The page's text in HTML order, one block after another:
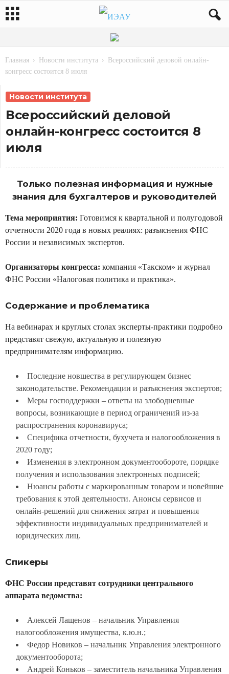
Главная Новости института
Всероссийский деловой онлайн-
конгресс состоится 8 июля
Новости института
Всероссийский деловой
онлайн-конгресс состоится 8
июля
Только полезная информация и нужные
знания для бухгалтеров и руководителей
Тема мероприятия: Готовимся к квартальной и полугодовой
отчетности 2020 года в новых реалиях: разъяснения ФНС
России и независимых экспертов.
Организаторы конгресса: компания «Такском» и журнал
ФНС России «Налоговая политика и практика».
Содержание и проблематика
На вебинарах и круглых столах эксперты-практики подробно
представят свежую, актуальную и полезную
предпринимателям информацию.
Последние новшества в регулирующем бизнес
законодательстве. Рекомендации и разъяснения экспертов;
Меры господдержки – ответы на злободневные
вопросы, возникающие в период ограничений из-за
распространения коронавируса;
Специфика отчетности, бухучета и налогообложения в
2020 году;
Изменения в электронном документообороте, порядке
получения и использования электронных подписей;
Нюансы работы с маркированным товаром и новейшие
требования к этой деятельности. Анонсы сервисов и
онлайн-решений для снижения затрат и повышения
эффективности индивидуальных предпринимателей и
юридических лиц.
Спикеры
ФНС России представят сотрудники центрального
аппарата ведомства:
Алексей Лащенов – начальник Управления
налогообложения имущества, к.ю.н.;
Федор Новиков – начальник Управления электронного
документооборота;
Андрей Коньков – заместитель начальника Управления